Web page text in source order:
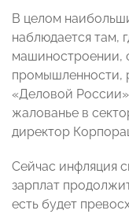
В целом
наблюдается там,
машиностроении,
промышленности,
«Деловой
жалованье в
директор
Сейчас инфляция
зарплат
есть будет